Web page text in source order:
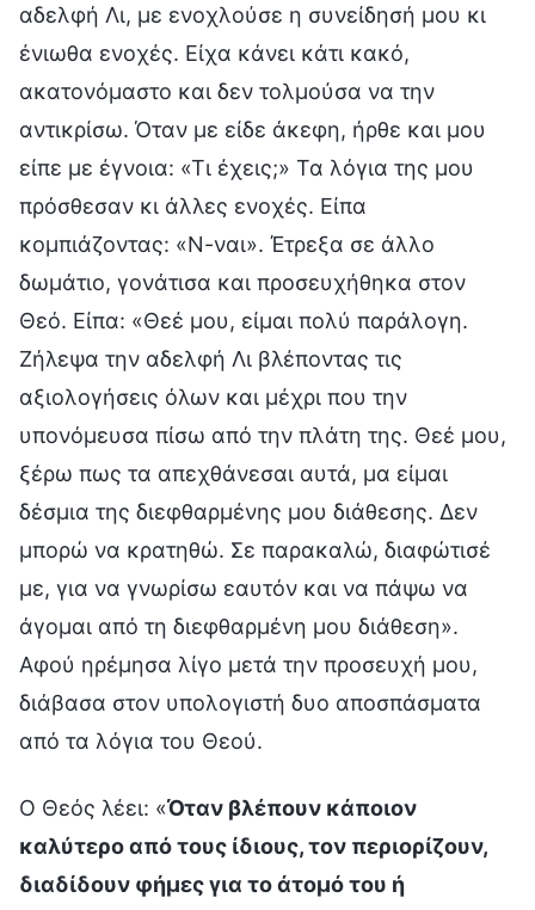
αδελφή Λι, με ενοχλούσε η συνείδησή μου κι
ένιωθα ενοχές. Είχα κάνει κάτι κακό,
ακατονόμαστο και δεν τολμούσα να την
αντικρίσω. Όταν με είδε άκεφη, ήρθε και μου
είπε με έγνοια: «Τι έχεις;» Τα λόγια της μου
πρόσθεσαν κι άλλες ενοχές. Είπα
κομπιάζοντας: «Ν-ναι». Έτρεξα σε άλλο
δωμάτιο, γονάτισα και προσευχήθηκα στον
Θεό. Είπα: «Θεέ μου, είμαι πολύ παράλογη.
Ζήλεψα την αδελφή Λι βλέποντας τις
αξιολογήσεις όλων και μέχρι που την
υπονόμευσα πίσω από την πλάτη της. Θεέ μου,
ξέρω πως τα απεχθάνεσαι αυτά, μα είμαι
δέσμια της διεφθαρμένης μου διάθεσης. Δεν
μπορώ να κρατηθώ. Σε παρακαλώ, διαφώτισέ
με, για να γνωρίσω εαυτόν και να πάψω να
άγομαι από τη διεφθαρμένη μου διάθεση».
Αφού ηρέμησα λίγο μετά την προσευχή μου,
διάβασα στον υπολογιστή δυο αποσπάσματα
από τα λόγια του Θεού.
Ο Θεός λέει: «Όταν βλέπουν κάποιον
καλύτερο από τους ίδιους, τον περιορίζουν,
διαδίδουν φήμες για το άτομό του ή